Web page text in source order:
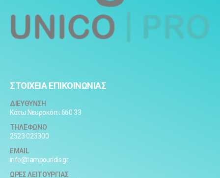
ΣΤΟΙΧΕΙΑ ΕΠΙΚΟΙΝΩΝΙΑΣ
ΔΙΕΥΘΥΝΣΗ
Κάτω Νευροκόπι 660 33
ΤΗΛΕΦΩΝΟ
2523 023300
EMAIL
info@tampouridis.gr
ΩΡΕΣ ΛΕΙΤΟΥΡΓΙΑΣ